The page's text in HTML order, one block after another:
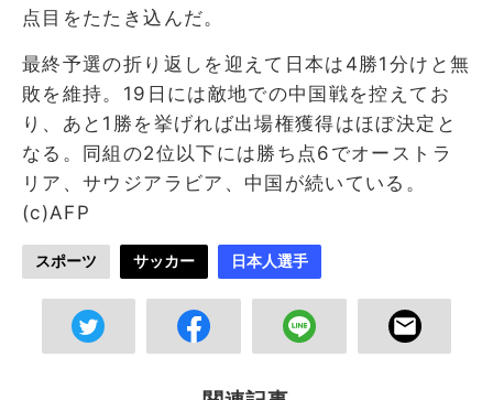
点目をたたき込んだ。
最終予選の折り返しを迎えて日本は4勝1分けと無
敗を維持。19日には敵地での中国戦を控えてお
り、あと1勝を挙げれば出場権獲得はほぼ決定と
なる。同組の2位以下には勝ち点6でオーストラ
リア、サウジアラビア、中国が続いている。
(c)AFP
スポーツ サッカー 日本人選手